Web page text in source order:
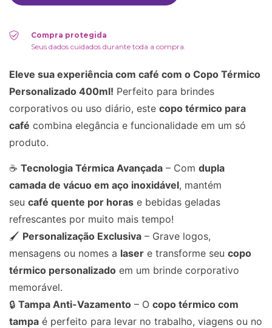
Compra protegida
Seus dados cuidados durante toda a compra.
Eleve sua experiência com café com o Copo Térmico
Personalizado 400ml! Perfeito para brindes
corporativos ou uso diário, este copo térmico para
café combina elegância e funcionalidade em um só
produto.
☕ Tecnologia Térmica Avançada – Com dupla
camada de vácuo em aço inoxidável, mantém
seu café quente por horas e bebidas geladas
refrescantes por muito mais tempo!
🖌️ Personalização Exclusiva – Grave logos,
mensagens ou nomes a laser e transforme seu copo
térmico personalizado em um brinde corporativo
memorável.
🔒 Tampa Anti-Vazamento – O copo térmico com
tampa é perfeito para levar no trabalho, viagens ou no